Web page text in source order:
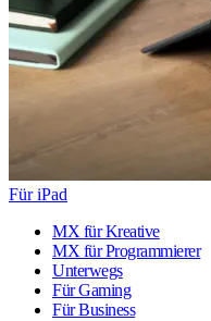
Für iPad
MX für Kreative
MX für Programmierer
Unterwegs
Für Gaming
Für Business